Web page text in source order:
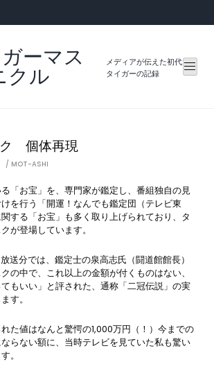
ーマス
クル
メディアが伝えた初代
タイガーの記録
個体再現
MOT-ASHI
「お宝」を、専門家が鑑定し、番組独自の見
を行う「開運！なんでも鑑定団（テレビ東
する「お宝」も多く取り上げられており、タ
が登場しています。
送分では、鑑定士の泉高志氏（闘道館館長）
の中で、これ以上の金額が付くものはない、
もいい」と評された、通称「二冠伝説」の実
す。
た値はなんと驚愕の1,000万円（！）今までの
らない額に、当時テレビを見ていた私も驚い
。